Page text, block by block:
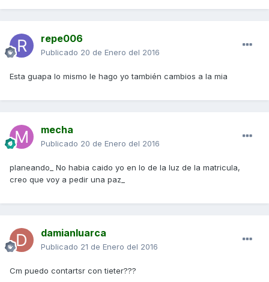
repe006
Publicado 20 de Enero del 2016
Esta guapa lo mismo le hago yo también cambios a la mia
mecha
Publicado 20 de Enero del 2016
planeando_ No habia caido yo en lo de la luz de la matricula,
creo que voy a pedir una paz_
damianluarca
Publicado 21 de Enero del 2016
Cm puedo contartsr con tieter???